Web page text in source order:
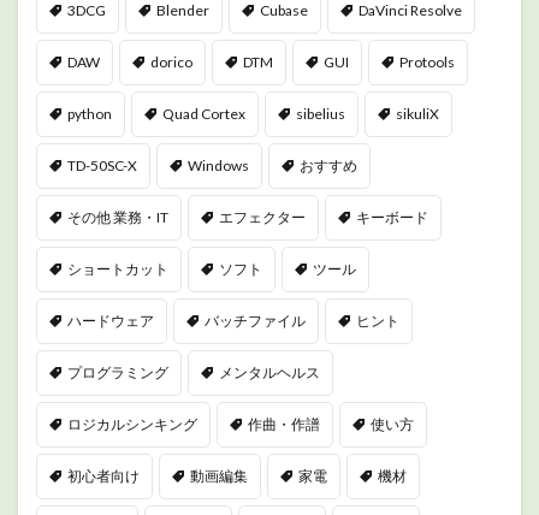
3DCG Blender Cubase DaVinci Resolve
DAW dorico DTM GUI Protools
python Quad Cortex sibelius sikuliX
TD-50SC-X Windows おすすめ
その他 業務・IT エフェクター キーボード
ショートカット ソフト ツール
ハードウェア バッチファイル ヒント
プログラミング メンタルヘルス
ロジカルシンキング 作曲・作譜 使い方
初心者向け 動画編集 家電 機材